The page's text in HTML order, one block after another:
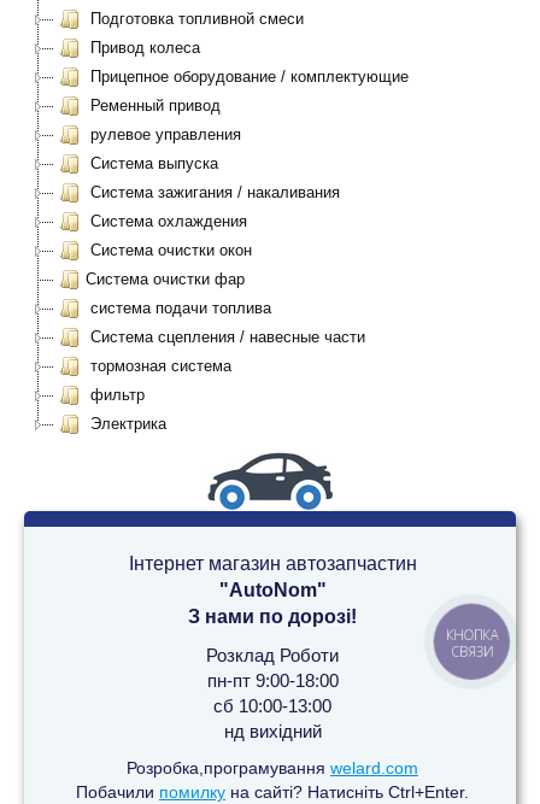
Подготовка топливной смеси
Привод колеса
Прицепное оборудование / комплектующие
Ременный привод
рулевое управления
Система выпуска
Система зажигания / накаливания
Система охлаждения
Система очистки окон
Система очистки фар
система подачи топлива
Система сцепления / навесные части
тормозная система
фильтр
Электрика
Інтернет магазин автозапчастин
"AutoNom"
З нами по дорозі!
Розклад Роботи
пн-пт 9:00-18:00
сб 10:00-13:00
нд вихідний
Розробка,програмування welard.com
Побачили помилку на сайті? Натисніть Ctrl+Enter.
КНОПКА
СВЯЗИ